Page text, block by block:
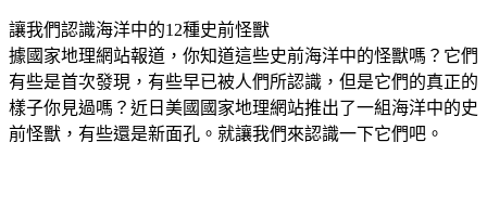
讓我們認識海洋中的12種史前怪獸
據國家地理網站報道，你知道這些史前海洋中的怪獸嗎？它們
有些是首次發現，有些早已被人們所認識，但是它們的真正的
樣子你見過嗎？近日美國國家地理網站推出了一組海洋中的史
前怪獸，有些還是新面孔。就讓我們來認識一下它們吧。